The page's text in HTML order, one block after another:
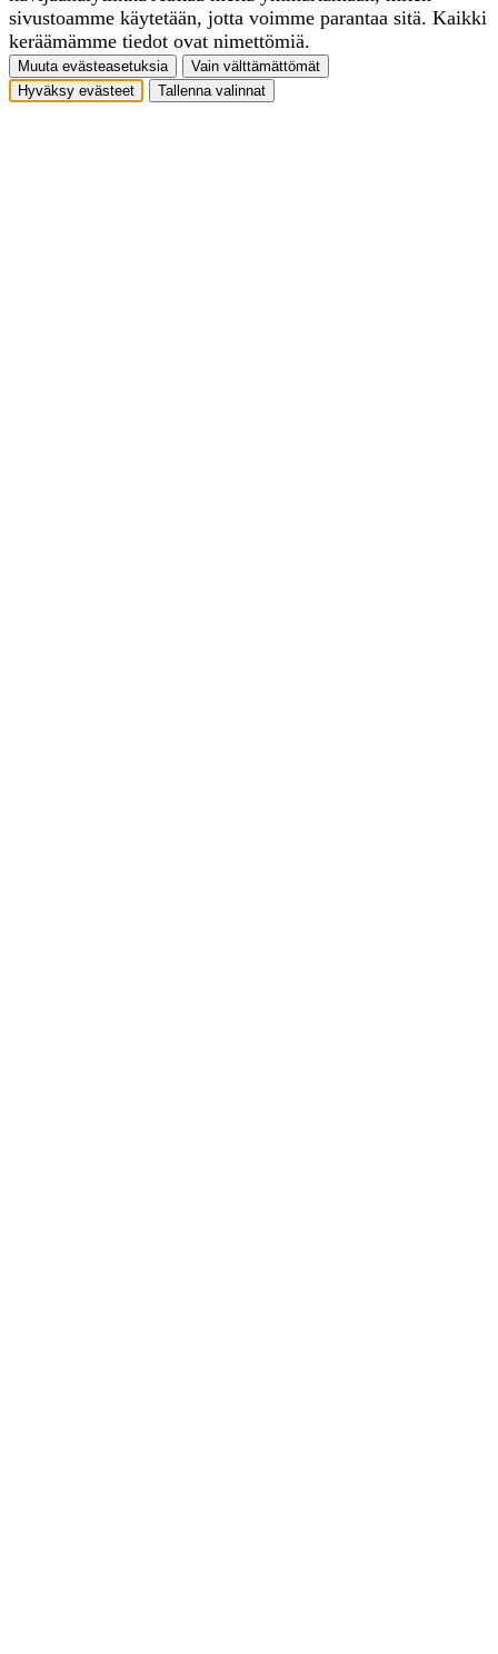
sivustoamme käytetään, jotta voimme parantaa sitä. Kaikki
keräämämme tiedot ovat nimettömiä.
Muuta evästeasetuksia
Vain välttämättömät
Hyväksy evästeet
Tallenna valinnat